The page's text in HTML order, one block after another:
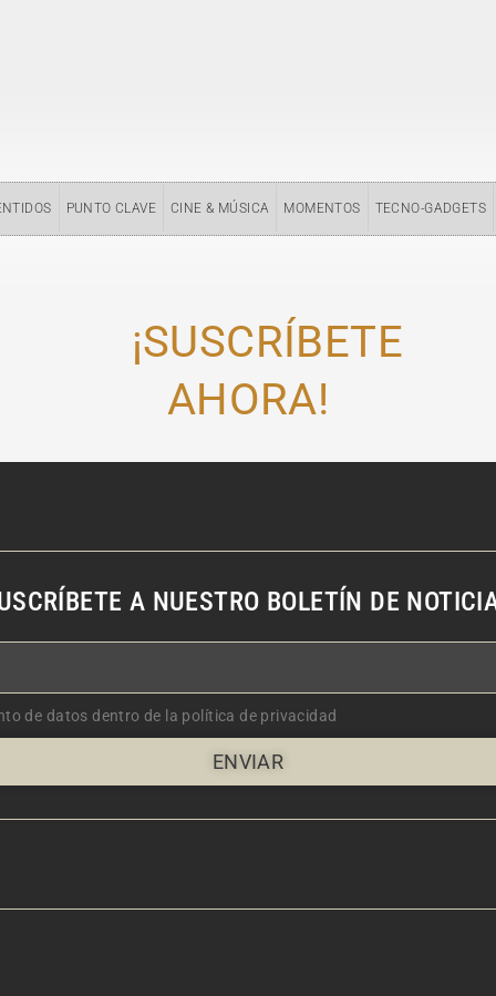
PUNTO CLAVE CINE & MÚSICA MOMENTOS TECNO-GADGETS
¡SUSCRÍBETE
AHORA!
A NUESTRO BOLETÍN DE
de datos dentro de la política de privacidad
ENVIAR